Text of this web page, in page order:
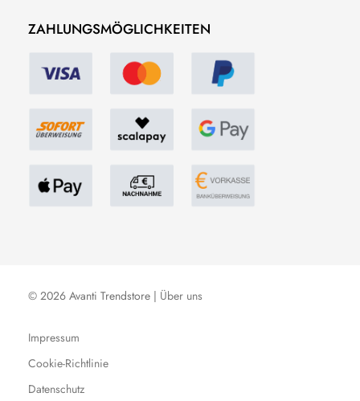
ZAHLUNGSMÖGLICHKEITEN
© 2026 Avanti Trendstore | Über uns
Impressum
Cookie-Richtlinie
Datenschutz